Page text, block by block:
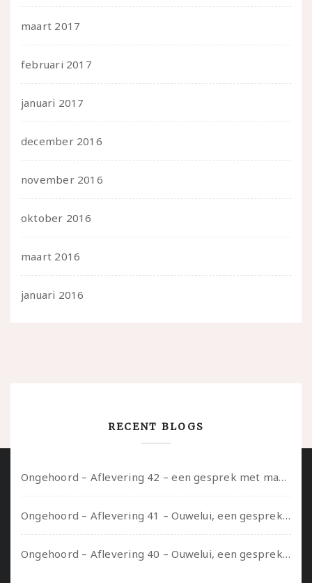
maart 2017
februari 2017
januari 2017
december 2016
november 2016
oktober 2016
maart 2016
januari 2016
RECENT BLOGS
Ongehoord – Aflevering 42 – een gesprek met marijn over seksueel opbloeien, het ouderschap uitvinden en verschillende leeftijden in je mee dragen
Ongehoord – Aflevering 41 – Ouwelui, een gesprek met Marcelle over polyamorie op latere leeftijd, (mantel)zorg voor je partners en seksueel plezier.
Ongehoord – Aflevering 40 – Ouwelui, een gesprek met Sadie Lune over vormende relaties en de geschiedenis van de queer pornobeweging